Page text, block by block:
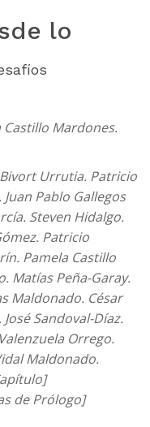
lo
Mardones.
Urrutia. Patricio
Pablo Gallegos
Steven Hidalgo.
Patricio
Pamela Castillo
Matías Peña-Garay.
Maldonado. César
Sandoval-Díaz.
Orrego.
Maldonado.
de Prólogo]